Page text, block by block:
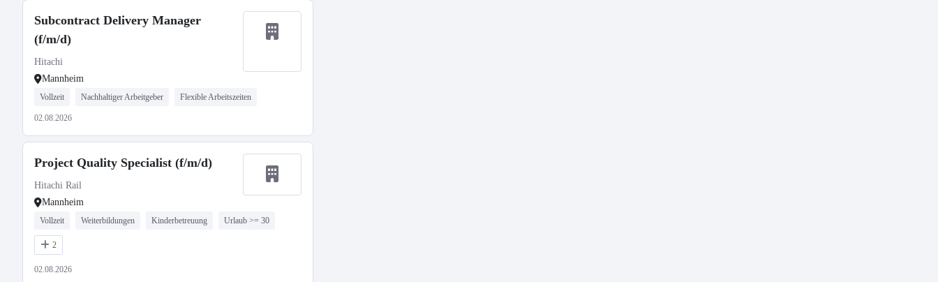
Subcontract Delivery Manager
(f/m/d)
Hitachi
Mannheim
Vollzeit Nachhaltiger Arbeitgeber Flexible Arbeitszeiten
02.08.2026
Project Quality Specialist (f/m/d)
Hitachi Rail
Mannheim
Vollzeit Weiterbildungen Kinderbetreuung Urlaub >= 30
2
02.08.2026